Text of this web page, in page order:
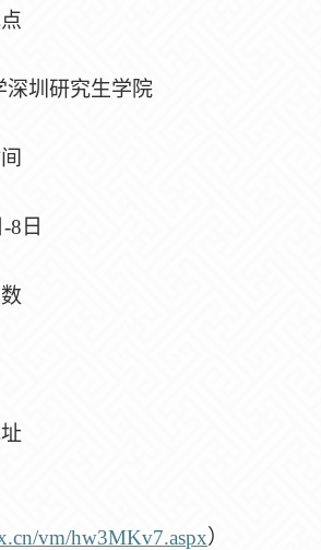
深圳研究生学院
8日
vm/hw3MKv7.aspx）